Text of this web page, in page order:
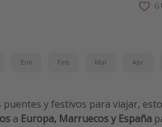
Ene Feb Mar Abr
y festivos para viajar,
a Europa, Marruecos y España